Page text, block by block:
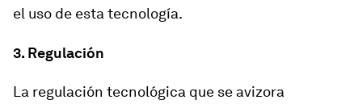
el uso de esta tecnología.
3. Regulación
La regulación tecnológica que se avizora